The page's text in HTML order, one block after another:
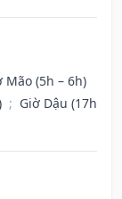
Mão (5h – 6h)
; Giờ Dậu (17h